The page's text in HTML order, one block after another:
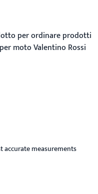
per ordinare prodotti
moto Valentino Rossi
accurate measurements